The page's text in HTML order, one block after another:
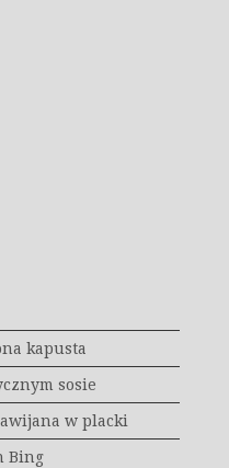
kapusta
sosie
w placki
Bing